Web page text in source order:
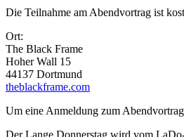
Die Teilnahme am Abendvortrag ist
Ort:
The Black Frame
Hoher Wall 15
44137 Dortmund
theblackframe.com
Um eine Anmeldung zum
Der Lange Donnerstag wird vom